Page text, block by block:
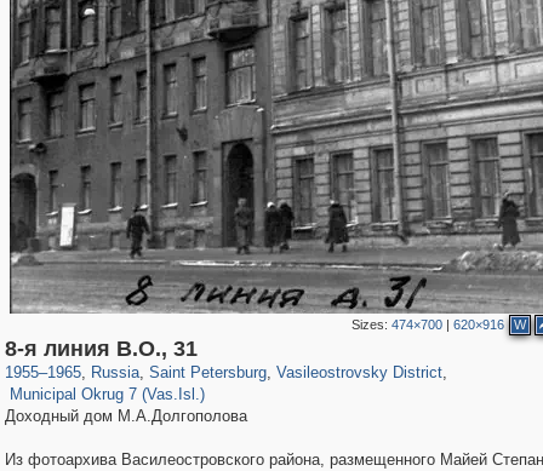
Sizes:474×700 |620×916 W
8-я линия В.О., 31
1955–1965, Russia
1,406,849
, Saint Petersburg
197,175 5,709
, Vasileostrovsky District,
Municipal Okrug 7 (Vas.Isl.)
9,186 456
Доходный дом М.А.Долгополова
Из фотоархива Василеостровского района, размещенного Майей